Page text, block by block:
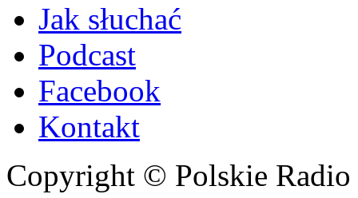
Jak słuchać
Podcast
Facebook
Kontakt
Copyright © Polskie